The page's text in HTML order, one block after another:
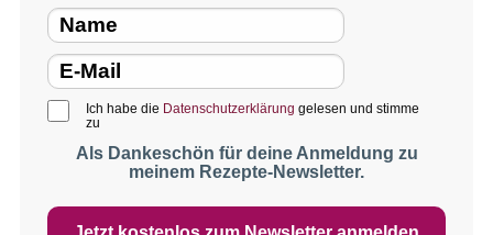
Ich habe die Datenschutzerklärung gelesen und stimme
zu
Als Dankeschön für deine Anmeldung zu
meinem Rezepte-Newsletter.